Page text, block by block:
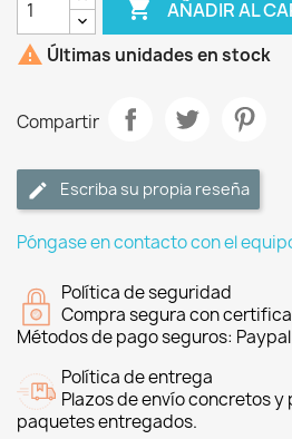
 AÑADIR AL
 Últimas unidades en stock
Compartir
Escriba su propia reseña
Póngase en contacto con el
Política de seguridad
Compra segura con
Métodos de pago seguros: Paypal
Política de entrega
Plazos de envío concretos
paquetes entregados.